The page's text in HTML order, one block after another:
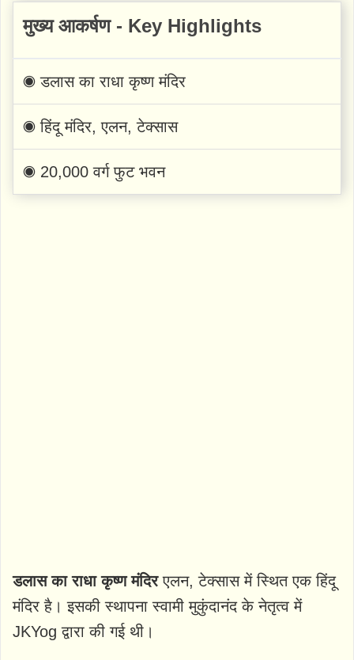
मुख्य आकर्षण - Key Highlights
◉ डलास का राधा कृष्ण मंदिर
◉ हिंदू मंदिर, एलन, टेक्सास
◉ 20,000 वर्ग फुट भवन
डलास का राधा कृष्ण मंदिरएलन, टेक्सास में स्थित एक हिंदू
मंदिर है। इसकी स्थापना स्वामी मुकुंदानंद के नेतृत्व में
JKYog द्वारा की गई थी।